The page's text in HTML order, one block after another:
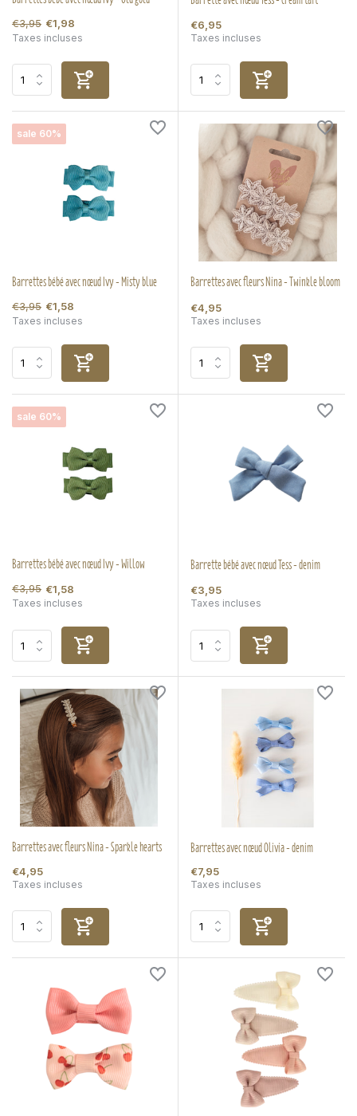
€3,95 €1,98
Taxes incluses
€6,95
Taxes incluses
sale 60%
Barrettes bébé avec nœud Ivy - Misty blue
€3,95 €1,58
Taxes incluses
Barrettes avec fleurs Nina - Twinkle bloom
€4,95
Taxes incluses
sale 60%
Barrettes bébé avec nœud Ivy - Willow
€3,95 €1,58
Taxes incluses
Barrette bébé avec nœud Tess - denim
€3,95
Taxes incluses
Barrettes avec fleurs Nina - Sparkle hearts
€4,95
Taxes incluses
Barrettes avec nœud Olivia - denim
€7,95
Taxes incluses